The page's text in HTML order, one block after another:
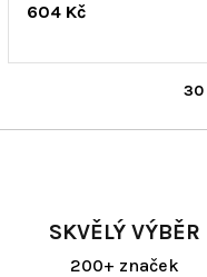
604 Kč
30
SKVĚLÝ VÝBĚR
200+ značek